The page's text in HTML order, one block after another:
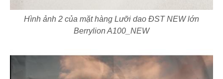
Hình ảnh 2 của mặt hàng Lưỡi dao ĐST NEW lớn
Berrylion A100_NEW